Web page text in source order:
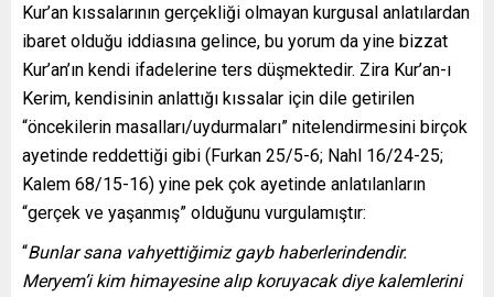
Kur’an kıssalarının gerçekliği olmayan kurgusal anlatılardan
ibaret olduğu iddiasına gelince, bu yorum da yine bizzat
Kur’an’ın kendi ifadelerine ters düşmektedir. Zira Kur’an-ı
Kerim, kendisinin anlattığı kıssalar için dile getirilen
“öncekilerin masalları/uydurmaları” nitelendirmesini birçok
ayetinde reddettiği gibi (Furkan 25/5-6; Nahl 16/24-25;
Kalem 68/15-16) yine pek çok ayetinde anlatılanların
“gerçek ve yaşanmış” olduğunu vurgulamıştır:
“Bunlar sana vahyettiğimiz gayb haberlerindendir.
Meryem’i kim himayesine alıp koruyacak diye kalemlerini